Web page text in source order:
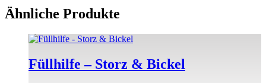
Ähnliche Produkte
Füllhilfe – Storz & Bickel